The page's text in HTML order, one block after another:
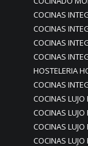
COCINAS
COCINAS
COCINAS
COCINAS
HOSTELERIA
COCINAS
COCINAS LUJO
COCINAS
COCINAS
COCINAS